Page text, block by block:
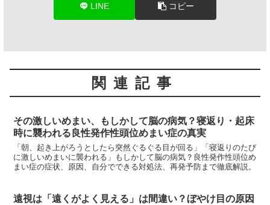
LINE コピー
関連記事
その激しいめまい、もしかして脳の病気？寝返り・起床
時に襲われる良性発作性頭位めまい症の真実
「朝、起き上がろうとしたら突然ぐるぐる目が回る」「寝返りのたび
に激しいめまいに襲われる」もしかして脳の病気？良性発作性頭位め
まい症の症状、原因、自分でできる対処法、再発予防まで徹底解説。
遠視は「遠くがよく見える」は間違い？ぼやけ目の原因